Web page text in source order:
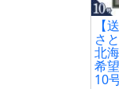
【
さ
北
希
10